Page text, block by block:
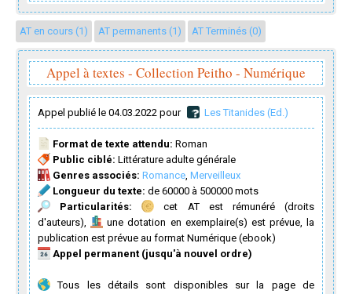
AT en cours (1) AT permanents (1) AT Terminés (0)
Appel à textes - Collection Peitho - Numérique
Appel publié le 04.03.2022 pour Les Titanides (Ed.)
Format de texte attendu: Roman
Public ciblé: Littérature adulte générale
Genres associés: Romance, Merveilleux
Longueur du texte: de 60000 à 500000 mots
Particularités:
cet AT est rémunéré (droits
d'auteurs),
une dotation en exemplaire(s) est prévue, la
publication est prévue au format Numérique (ebook)
Appel permanent (jusqu'à nouvel ordre)
Tous les détails sont disponibles sur la page de